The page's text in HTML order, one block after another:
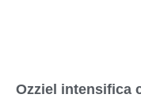
Ozziel intensifica